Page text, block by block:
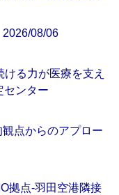
08/06
る力が医療を支え
ンター
点からのアプロー
拠点‐羽田空港隣接